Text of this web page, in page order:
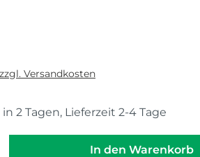
Versandkosten
2 Tagen, Lieferzeit 2-4 Tage
den gewünschten Wert ein oder
In den Warenkorb